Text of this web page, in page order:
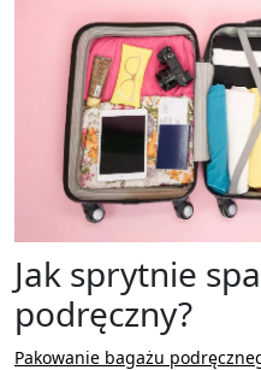
Jak sprytnie
podręczny?
Pakowanie bagażu